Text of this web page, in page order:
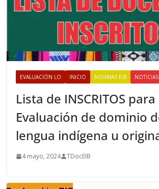
EVALUACIÓN LO INICIO NORMAS EIB NOTICIAS
Lista de INSCRITOS para
Evaluación de dominio
lengua indígena u
4 mayo, 2024 TDocEIB